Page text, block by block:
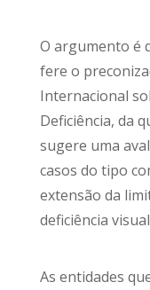
O argumento é
fere o
Internacional
Deficiência, da
sugere uma
casos do tipo
extensão da
deficiência
As entidades